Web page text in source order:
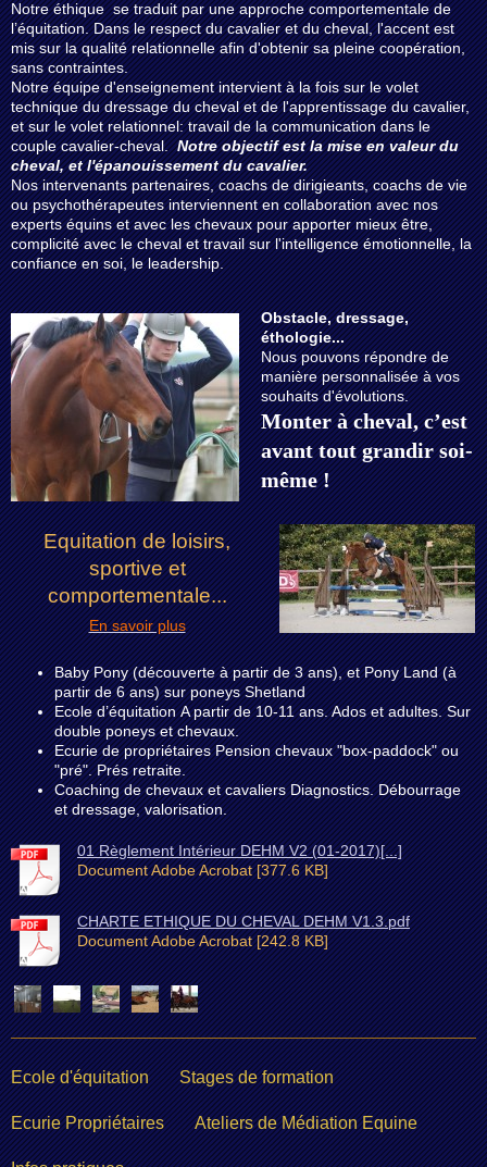
Notre éthique se traduit par une approche comportementale de
l’équitation. Dans le respect du cavalier et du cheval, l'accent est
mis sur la qualité relationnelle afin d'obtenir sa pleine coopération,
sans contraintes.
Notre équipe d'enseignement intervient à la fois sur le volet
technique du dressage du cheval et de l'apprentissage du cavalier,
et sur le volet relationnel: travail de la communication dans le
couple cavalier-cheval.Notre objectif est la mise en valeur du
cheval, et l'épanouissement du cavalier.
Nos intervenants partenaires, coachs de dirigieants, coachs de vie
ou psychothérapeutes interviennent en collaboration avec nos
experts équins et avec les chevaux pour apporter mieux être,
complicité avec le cheval et travail sur l'intelligence émotionnelle, la
confiance en soi, le leadership.
Obstacle, dressage,
éthologie...
Nous pouvons répondre de
manière personnalisée à vos
souhaits d'évolutions.
Monter à cheval, c’est
avant tout grandir soi-
même !
Equitation de loisirs,
sportive et
comportementale...
En savoir plus
Baby Pony (découverte à partir de 3 ans), et Pony Land (à
partir de 6 ans) sur poneys Shetland
Ecole d’équitation A partir de 10-11 ans. Ados et adultes. Sur
double poneys et chevaux.
Ecurie de propriétaires Pension chevaux "box-paddock" ou
"pré". Prés retraite.
Coaching de chevaux et cavaliers Diagnostics. Débourrage
et dressage, valorisation.
01 Règlement Intérieur DEHM V2 (01-2017)[...]
Document Adobe Acrobat [377.6 KB]
CHARTE ETHIQUE DU CHEVAL DEHM V1.3.pdf
Document Adobe Acrobat [242.8 KB]
Ecole d'équitation Stages de formation
Ecurie Propriétaires Ateliers de Médiation Equine